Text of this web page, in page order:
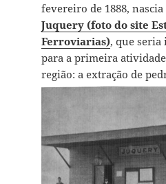
fevereiro de 1888, nascia
Juquery (foto do site
Ferroviarias), que
para a primeira
região: a extração de